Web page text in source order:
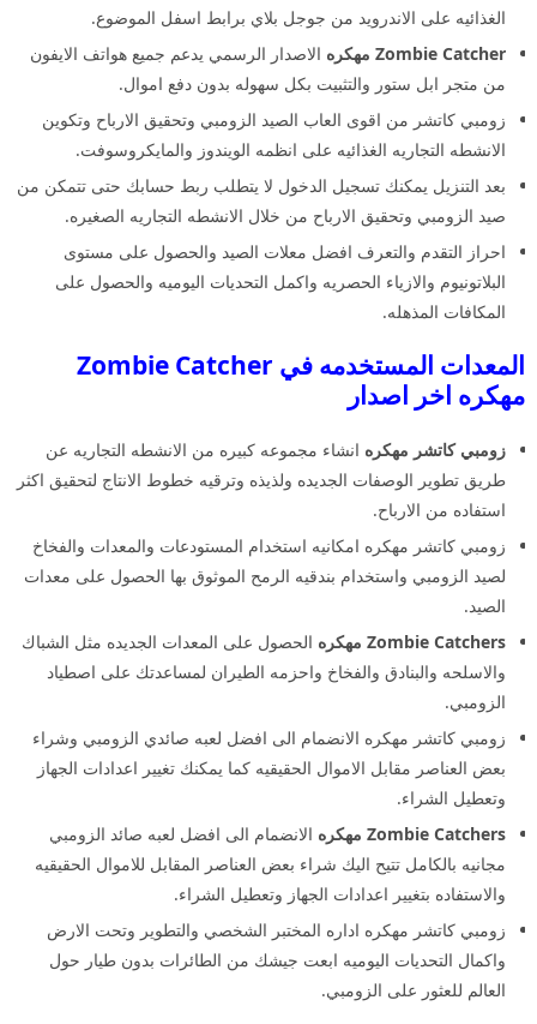
الغذائيه على الاندرويد من جوجل بلاي برابط اسفل الموضوع.
Zombie Catcher مهكره
الاصدار الرسمي يدعم جميع هواتف الايفون
من متجر ابل ستور والتثبيت بكل سهوله بدون دفع اموال.
زومبي كاتشر من اقوى العاب الصيد الزومبي وتحقيق الارباح وتكوين
الانشطه التجاريه الغذائيه على انظمه الويندوز والمايكروسوفت.
بعد التنزيل يمكنك تسجيل الدخول لا يتطلب ربط حسابك حتى تتمكن من
صيد الزومبي وتحقيق الارباح من خلال الانشطه التجاريه الصغيره.
احراز التقدم والتعرف افضل معلات الصيد والحصول على مستوى
البلاتونيوم والازياء الحصريه واكمل التحديات اليوميه والحصول على
المكافات المذهله.
المعدات المستخدمه في Zombie Catcher
مهكره اخر اصدار
زومبي كاتشر مهكره انشاء مجموعه كبيره من الانشطه التجاريه عن
طريق تطوير الوصفات الجديده ولذيذه وترقيه خطوط الانتاج لتحقيق اكثر
استفاده من الارباح.
زومبي كاتشر مهكره امكانيه استخدام المستودعات والمعدات والفخاخ
لصيد الزومبي واستخدام بندقيه الرمح الموثوق بها الحصول على معدات
الصيد.
Zombie Catchers مهكره
الحصول على المعدات الجديده مثل الشباك
والاسلحه والبنادق والفخاخ واحزمه الطيران لمساعدتك على اصطياد
الزومبي.
زومبي كاتشر مهكره الانضمام الى افضل لعبه صائدي الزومبي وشراء
بعض العناصر مقابل الاموال الحقيقيه كما يمكنك تغيير اعدادات الجهاز
وتعطيل الشراء.
Zombie Catchers مهكره
الانضمام الى افضل لعبه صائد الزومبي
مجانيه بالكامل تتيح اليك شراء بعض العناصر المقابل للاموال الحقيقيه
والاستفاده بتغيير اعدادات الجهاز وتعطيل الشراء.
زومبي كاتشر مهكره اداره المختبر الشخصي والتطوير وتحت الارض
واكمال التحديات اليوميه ابعت جيشك من الطائرات بدون طيار حول
العالم للعثور على الزومبي.